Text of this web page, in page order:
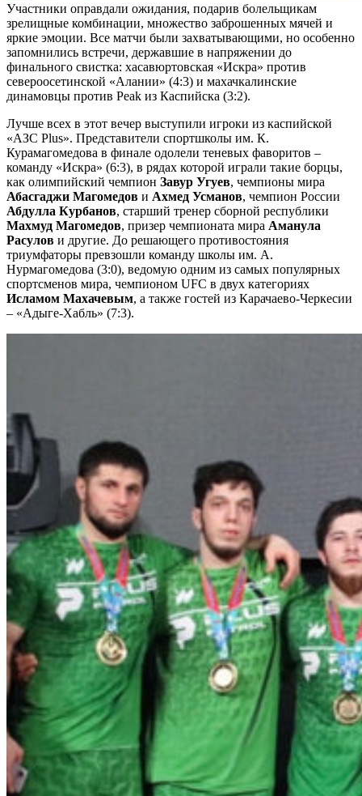
Участники оправдали ожидания, подарив болельщикам
зрелищные комбинации, множество заброшенных мячей и
яркие эмоции. Все матчи были захватывающими, но особенно
запомнились встречи, державшие в напряжении до
финального свистка: хасавюртовская «Искра» против
североосетинской «Алании» (4:3) и махачкалинские
динамовцы против Peak из Каспийска (3:2).
Лучше всех в этот вечер выступили игроки из каспийской
«АЗС Plus». Представители спортшколы им. К.
Курамагомедова в финале одолели теневых фаворитов –
команду «Искра» (6:3), в рядах которой играли такие борцы,
как олимпийский чемпион Завур Угуев, чемпионы мира
Абасгаджи Магомедов и Ахмед Усманов, чемпион России
Абдулла Курбанов, старший тренер сборной республики
Махмуд Магомедов, призер чемпионата мира Аманула
Расулов и другие. До решающего противостояния
триумфаторы превзошли команду школы им. А.
Нурмагомедова (3:0), ведомую одним из самых популярных
спортсменов мира, чемпионом UFC в двух категориях
Исламом Махачевым, а также гостей из Карачаево-Черкесии
– «Адыге-Хабль» (7:3).